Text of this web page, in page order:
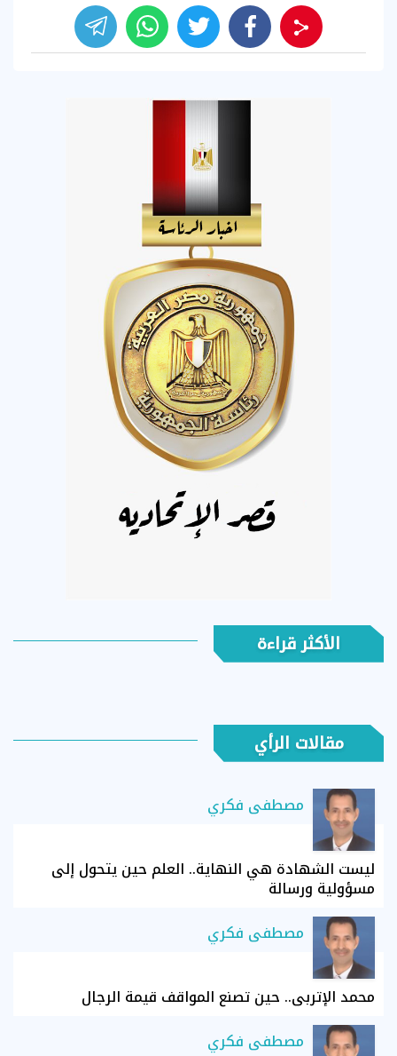
الأكثر قراءة
مقالات الرأي
مصطفى فكري
ليست الشهادة هي النهاية.. العلم حين يتحول إلى
مسؤولية ورسالة
مصطفى فكري
محمد الإتربي.. حين تصنع المواقف قيمة الرجال
مصطفى فكري